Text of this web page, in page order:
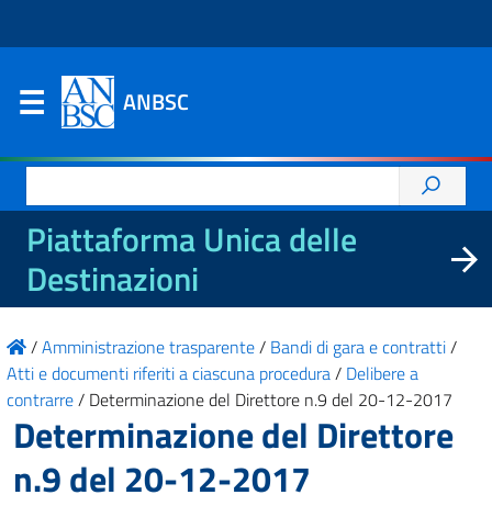
ANBSC
per:
Piattaforma Unica delle
Destinazioni
/Amministrazione trasparente/ Bandi di gara e contratti/
Atti e documenti riferiti a ciascuna procedura/ Delibere a
contrarre/ Determinazione del Direttore n.9 del 20-12-2017
Determinazione del Direttore
n.9 del 20-12-2017